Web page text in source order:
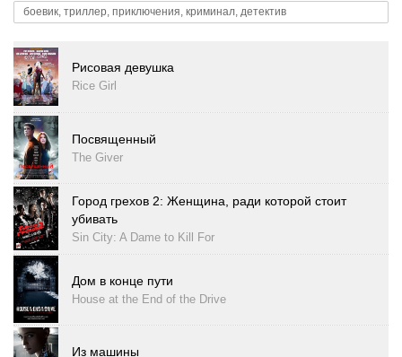
боевик, триллер, приключения, криминал, детектив
Рисовая девушка
Rice Girl
Посвященный
The Giver
Город грехов 2: Женщина, ради которой стоит
убивать
Sin City: A Dame to Kill For
Дом в конце пути
House at the End of the Drive
Из машины